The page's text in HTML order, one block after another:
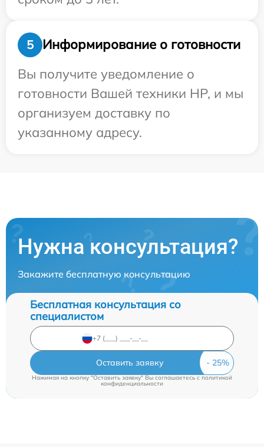
5
Информирование о готовности
Вы получите уведомление о
готовности Вашей техники HP, и мы
организуем доставку по
указанному адресу.
Нужна консультация?
Закажите бесплатную консультацию
Бесплатная консультация со
специалистом
Оставить заявку
Нажимая на кнопку "Оставить заявку" Вы соглашаетесь cполитикой
конфиденциальности